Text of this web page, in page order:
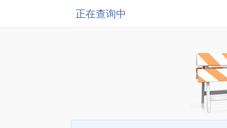
正在查询中